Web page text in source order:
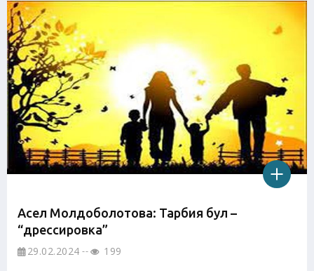
Асел Молдоболотова: Тарбия бул –
“дрессировка”
29.02.2024 199